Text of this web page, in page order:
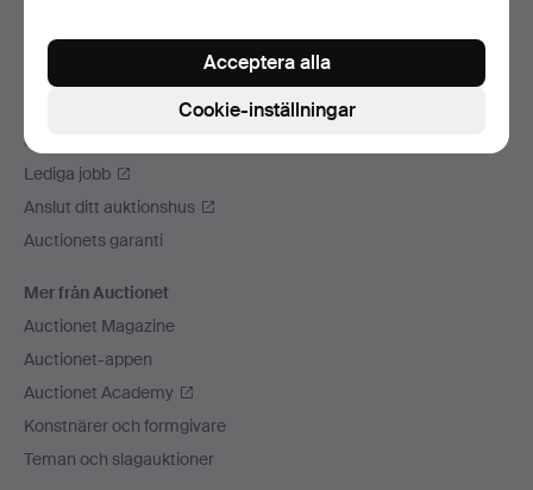
Auctionet
Press
Lediga jobb
Anslut ditt auktionshus
Auctionets garanti
Mer från Auctionet
Auctionet Magazine
Auctionet-appen
Auctionet Academy
Konstnärer och formgivare
Teman och slagauktioner
Cookie-inställningar
Acceptera alla